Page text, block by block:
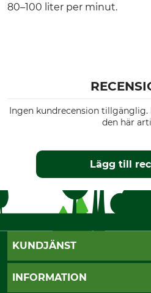
80–100 liter per minut.
Ingen kundrecension
den här
Lägg till
KUNDJÄNST
Öppettider
INFORMATION